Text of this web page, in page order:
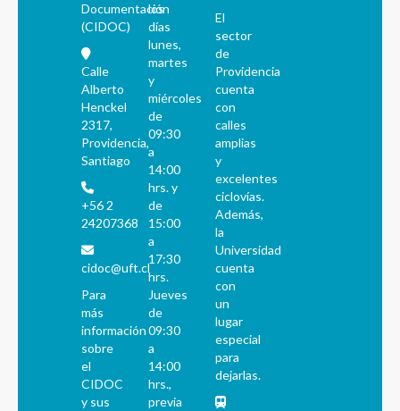
Documentación
(CIDOC)
Calle
Alberto
Henckel
2317,
Providencia,
Santiago
+56 2
24207368
cidoc@uft.cl
Para
más
información
sobre
el
CIDOC
y sus
los
días
lunes,
martes
y
miércoles
de
09:30
a
14:00
hrs. y
de
15:00
a
17:30
hrs.
Jueves
de
09:30
a
14:00
hrs.,
previa
El
sector
de
Providencia
cuenta
con
calles
amplias
y
excelentes
ciclovías.
Además,
la
Universidad
cuenta
con
un
lugar
especial
para
dejarlas.